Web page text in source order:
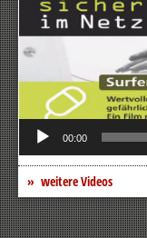
00:00
weitere Videos